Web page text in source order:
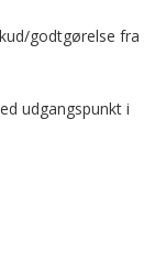
godtgørelse fra
udgangspunkt i